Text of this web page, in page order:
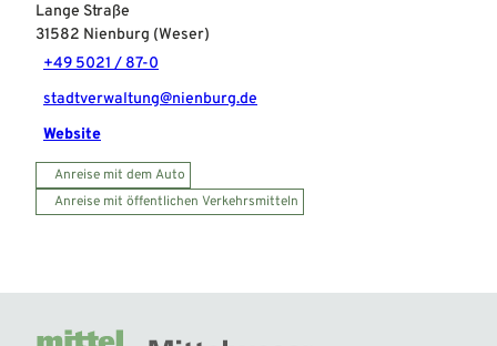
Lange Straße
31582 Nienburg (Weser)
+49 5021 / 87-0
stadtverwaltung@nienburg.de
Website
Anreise mit dem Auto
Anreise mit öffentlichen Verkehrsmitteln